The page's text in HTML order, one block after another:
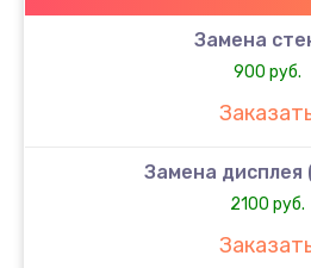
Замена
900 руб.
Замена дисплея
2100 руб.